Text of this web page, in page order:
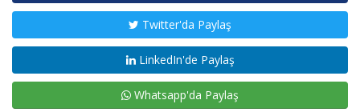
Twitter'da Paylaş
LinkedIn'de Paylaş
Whatsapp'da Paylaş